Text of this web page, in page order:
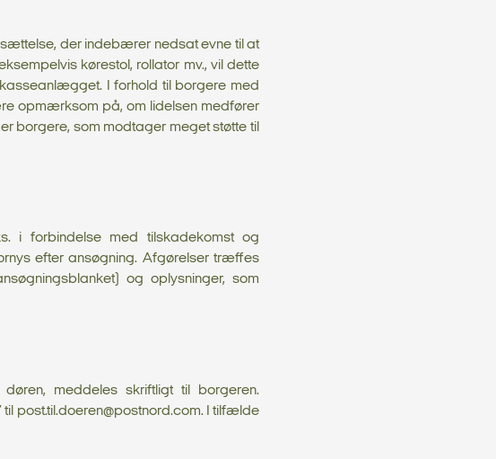
der indebærer nedsat evne til at
kørestol, rollator mv., vil dette
I forhold til borgere med
opmærksom på, om lidelsen medfører
borgere, som modtager meget støtte til
i forbindelse med tilskadekomst og
efter ansøgning. Afgørelser træffes
og oplysninger, som
meddeles skriftligt til borgeren.
post.til.doeren@postnord.com. I tilfælde